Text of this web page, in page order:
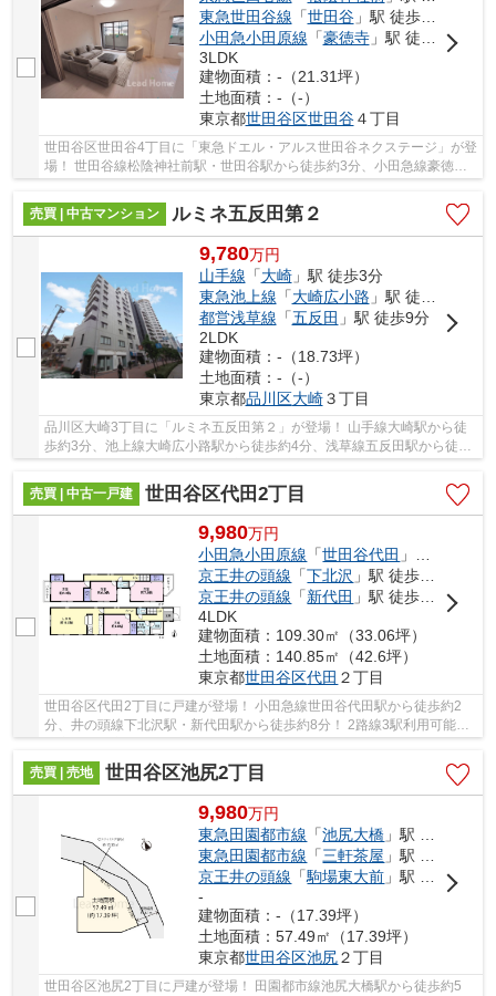
東急世田谷線 「世田谷」駅 徒歩3分
小田急小田原線 「豪徳寺」駅 徒歩21分
3LDK
建物面積：-（21.31坪）
土地面積：-（-）
東京都世田谷区世田谷４丁目
世田谷区世田谷4丁目に「東急ドエル・アルス世田谷ネクステージ」が登
場！ 世田谷線松陰神社前駅・世田谷駅から徒歩約3分、小田急線豪徳寺
駅から徒歩約21分。 2路線3駅利用可能な大変...
売買 | 中古マンション
ルミネ五反田第２
9,780万円
山手線 「大崎」駅 徒歩3分
東急池上線 「大崎広小路 」駅 徒歩4分
都営浅草線 「五反田 」駅 徒歩9分
2LDK
建物面積：-（18.73坪）
土地面積：-（-）
東京都品川区大崎３丁目
品川区大崎3丁目に「ルミネ五反田第２」が登場！ 山手線大崎駅から徒
歩約3分、池上線大崎広小路駅から徒歩約4分、浅草線五反田駅から徒歩
約9分。 6路線3駅利用可能な大変便利な立地に...
売買 | 中古一戸建
世田谷区代田2丁目
9,980万円
小田急小田原線 「世田谷代田 」駅 徒歩2分
京王井の頭線 「下北沢 」駅 徒歩8分
京王井の頭線 「新代田 」駅 徒歩8分
4LDK
建物面積：109.30㎡（33.06坪）
土地面積：140.85㎡（42.6坪）
東京都世田谷区代田 ２丁目
世田谷区代田2丁目に戸建が登場！ 小田急線世田谷代田駅から徒歩約2
分、井の頭線下北沢駅・新代田駅から徒歩約8分！ 2路線3駅利用可能な
売買 | 売地
世田谷区池尻2丁目
9,980万円
東急田園都市線 「池尻大橋 」駅 徒歩5分
東急田園都市線 「三軒茶屋 」駅 徒歩13分
京王井の頭線 「駒場東大前 」駅 徒歩20分
-
建物面積：-（17.39坪）
土地面積：57.49㎡（17.39坪）
東京都世田谷区池尻２丁目
世田谷区池尻2丁目に戸建が登場！ 田園都市線池尻大橋駅から徒歩約5